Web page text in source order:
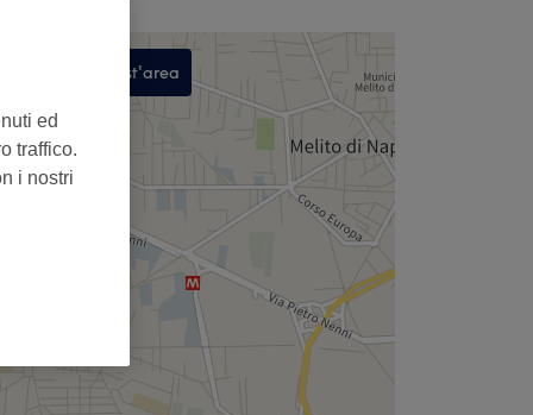
Cerca in quest'area
ed
traffico.
i nostri